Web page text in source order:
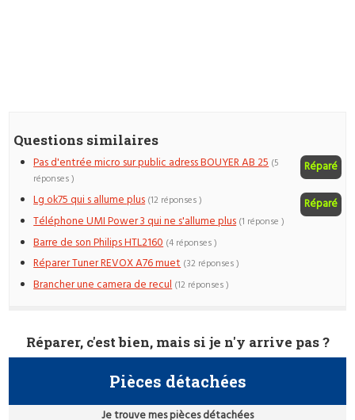
Questions similaires
Pas d'entrée micro sur public adress BOUYER AB 25 Réparé
(5
réponses )
Lg ok75 qui s allume plus Réparé
(12 réponses )
Téléphone UMI Power 3 qui ne s'allume plus (1 réponse )
Barre de son Philips HTL2160 (4 réponses )
Réparer Tuner REVOX A76 muet (32 réponses )
Brancher une camera de recul (12 réponses )
Réparer, c'est bien, mais si je n'y arrive pas ?
Pièces détachées
Je trouve mes pièces détachées